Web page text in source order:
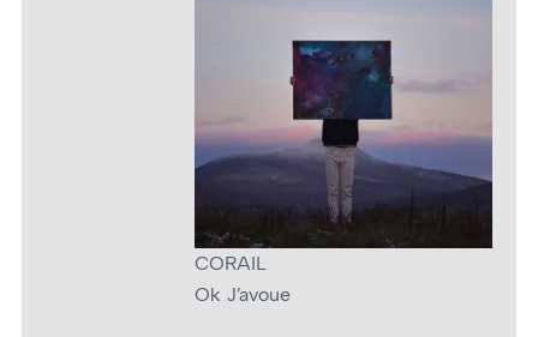
CORAIL
Ok J’avoue